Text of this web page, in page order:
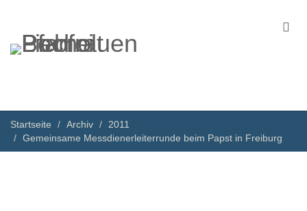
Startseite Archiv
2011
Gemeinsame Messdienerleiterrunde beim Papst in Freiburg